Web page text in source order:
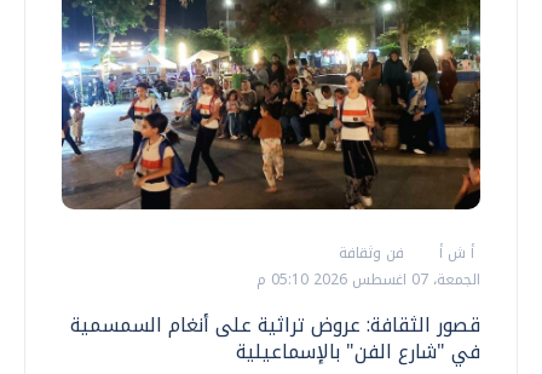
أ ش أ
فن وثقافة
الجمعة، 07 اغسطس 2026 05:10 م
قصور الثقافة: عروض تراثية على أنغام السمسمية
في "شارع الفن" بالإسماعيلية